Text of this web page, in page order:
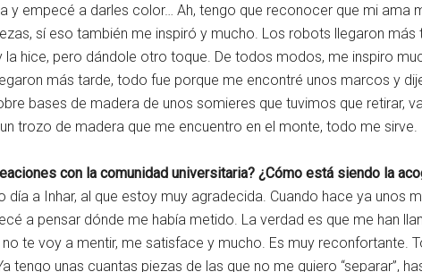
empecé a darles color… Ah, tengo que reconocer que mi ama
sí eso también me inspiró y mucho. Los robots llegaron
hice, pero dándole otro toque. De todos modos, me inspiro
más tarde, todo fue porque me encontré unos marcos y
bases de madera de unos somieres que tuvimos que retirar,
trozo de madera que me encuentro en el monte, todo me sirve.
con la comunidad universitaria? ¿Cómo está siendo la
a Inhar, al que estoy muy agradecida. Cuando hace ya unos
a pensar dónde me había metido. La verdad es que me han
te voy a mentir, me satisface y mucho. Es muy reconfortante.
unas cuantas piezas de las que no me quiero “separar”,